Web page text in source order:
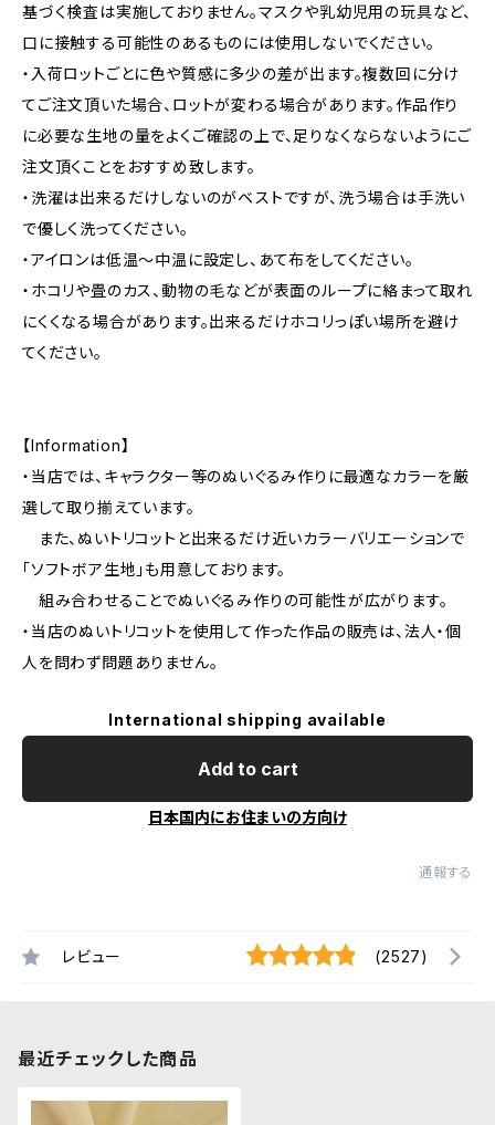
基づく検査は実施しておりません。マスクや乳幼児用の玩具など、
口に接触する可能性のあるものには使用しないでください。
・入荷ロットごとに色や質感に多少の差が出ます。複数回に分け
てご注文頂いた場合、ロットが変わる場合があります。作品作り
に必要な生地の量をよくご確認の上で、足りなくならないようにご
注文頂くことをおすすめ致します。
・洗濯は出来るだけしないのがベストですが、洗う場合は手洗い
で優しく洗ってください。
・アイロンは低温〜中温に設定し、あて布をしてください。
・ホコリや畳のカス、動物の毛などが表面のループに絡まって取れ
にくくなる場合があります。出来るだけホコリっぽい場所を避け
てください。
【Information】
・当店では、キャラクター等のぬいぐるみ作りに最適なカラーを厳
選して取り揃えています。
また、ぬいトリコットと出来るだけ近いカラーバリエーションで
「ソフトボア生地」も用意しております。
組み合わせることでぬいぐるみ作りの可能性が広がります。
・当店のぬいトリコットを使用して作った作品の販売は、法人・個
人を問わず問題ありません。
International shipping available
Add to cart
日本国内にお住まいの方向け
通報する
レビュー (2527)
最近チェックした商品